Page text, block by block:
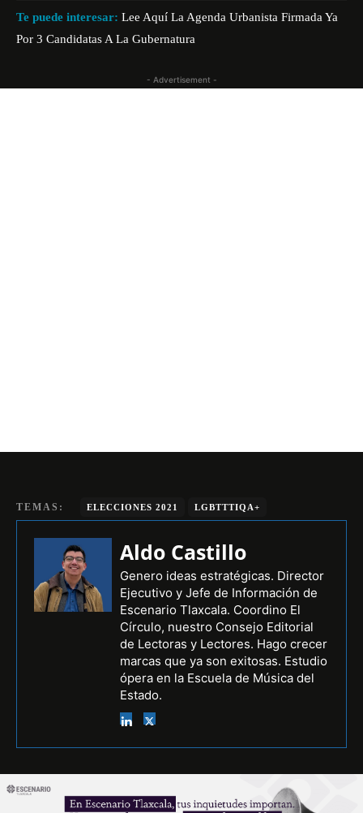
Te puede interesar: Lee Aquí La Agenda Urbanista Firmada Ya
Por 3 Candidatas A La Gubernatura
- Advertisement -
TEMAS: ELECCIONES 2021 LGBTTTIQA+
Aldo Castillo
Genero ideas estratégicas. Director
Ejecutivo y Jefe de Información de
Escenario Tlaxcala. Coordino El
Círculo, nuestro Consejo Editorial
de Lectoras y Lectores. Hago crecer
marcas que ya son exitosas. Estudio
ópera en la Escuela de Música del
Estado.